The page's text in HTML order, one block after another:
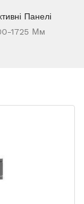
Панелі
1725 Мм